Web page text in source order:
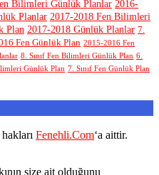
Bilimleri Günlük Planlar 2016-
Planlar 2017-2018 Fen Bilimleri
Plan 2017-2018 Günlük Planlar 7.
Fen Günlük Plan 2015-2016 Fen
8. Sınıf Fen Bilimleri Günlük Plan 6.
Günlük Plan 7. Sınıf Fen Günlük Plan
Fenehli.Com‘a aittir.
size ait olduğunu